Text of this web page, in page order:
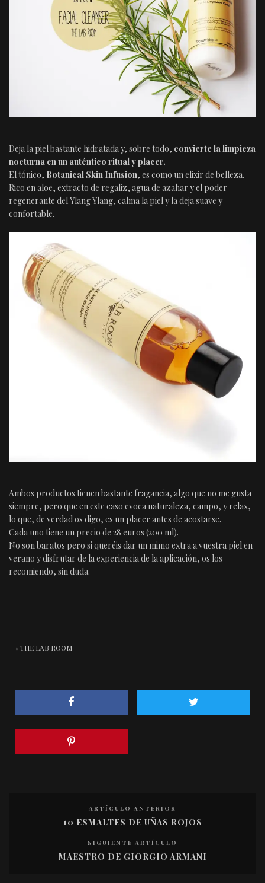
Deja la piel bastante hidratada y, sobre todo, convierte la limpieza
nocturna en un auténtico ritual y placer.
El tónico, Botanical Skin Infusion, es como un elixir de belleza.
Rico en aloe, extracto de regaliz, agua de azahar y el poder
regenerante del Ylang Ylang, calma la piel y la deja suave y
confortable.
Ambos productos tienen bastante fragancia, algo que no me gusta
siempre, pero que en este caso evoca naturaleza, campo, y relax,
lo que, de verdad os digo, es un placer antes de acostarse.
Cada uno tiene un precio de 28 euros (200 ml).
No son baratos pero si queréis dar un mimo extra a vuestra piel en
verano y disfrutar de la experiencia de la aplicación, os los
recomiendo, sin duda.
THE LAB ROOM
ARTÍCULO ANTERIOR
10 ESMALTES DE UÑAS ROJOS
SIGUIENTE ARTÍCULO
MAESTRO DE GIORGIO ARMANI